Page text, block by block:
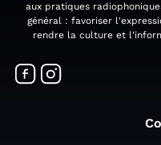
aux pratiques
général : favoriser
rendre la culture et